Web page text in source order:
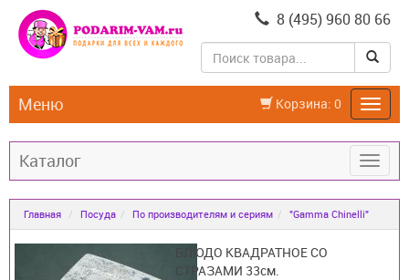
8 (495) 960 80 66
Корзина: 0
Меню
Каталог
Главная Посуда По производителям и сериям "Gamma Chinelli"
БЛЮДО КВАДРАТНОЕ СО
СТРАЗАМИ 33см.